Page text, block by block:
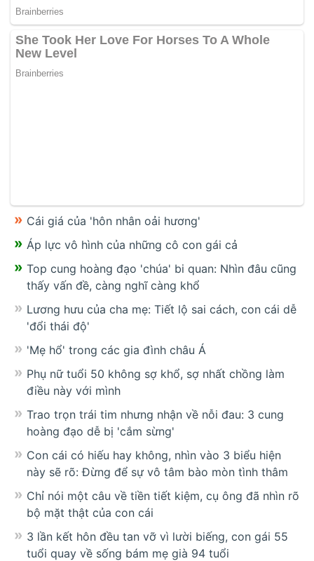
Cái giá của 'hôn nhân oải hương'
Áp lực vô hình của những cô con gái cả
Top cung hoàng đạo 'chúa' bi quan: Nhìn đâu cũng
thấy vấn đề, càng nghĩ càng khổ
Lương hưu của cha mẹ: Tiết lộ sai cách, con cái dễ
'đổi thái độ'
'Mẹ hổ' trong các gia đình châu Á
Phụ nữ tuổi 50 không sợ khổ, sợ nhất chồng làm
điều này với mình
Trao trọn trái tim nhưng nhận về nỗi đau: 3 cung
hoàng đạo dễ bị 'cắm sừng'
Con cái có hiếu hay không, nhìn vào 3 biểu hiện
này sẽ rõ: Đừng để sự vô tâm bào mòn tình thâm
Chỉ nói một câu về tiền tiết kiệm, cụ ông đã nhìn rõ
bộ mặt thật của con cái
3 lần kết hôn đều tan vỡ vì lười biếng, con gái 55
tuổi quay về sống bám mẹ già 94 tuổi